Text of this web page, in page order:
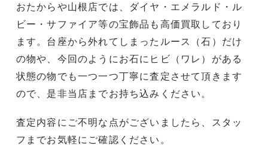
おたからや山根店では、ダイヤ・エメラルド・ル
ビー・サファイア等の宝飾品も高価買取しており
ます。台座から外れてしまったルース（石）だけ
の物や、今回のようにお石にヒビ（ワレ）がある
状態の物でも一つ一つ丁寧に査定させて頂きます
ので、是非当店までお持ち込みください。
査定内容にご不明な点がございましたら、スタッ
フまでお気軽にご確認ください。